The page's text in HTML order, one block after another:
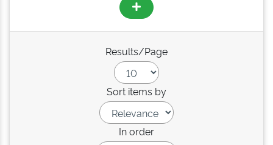
Results/Page
Sort items by
In order